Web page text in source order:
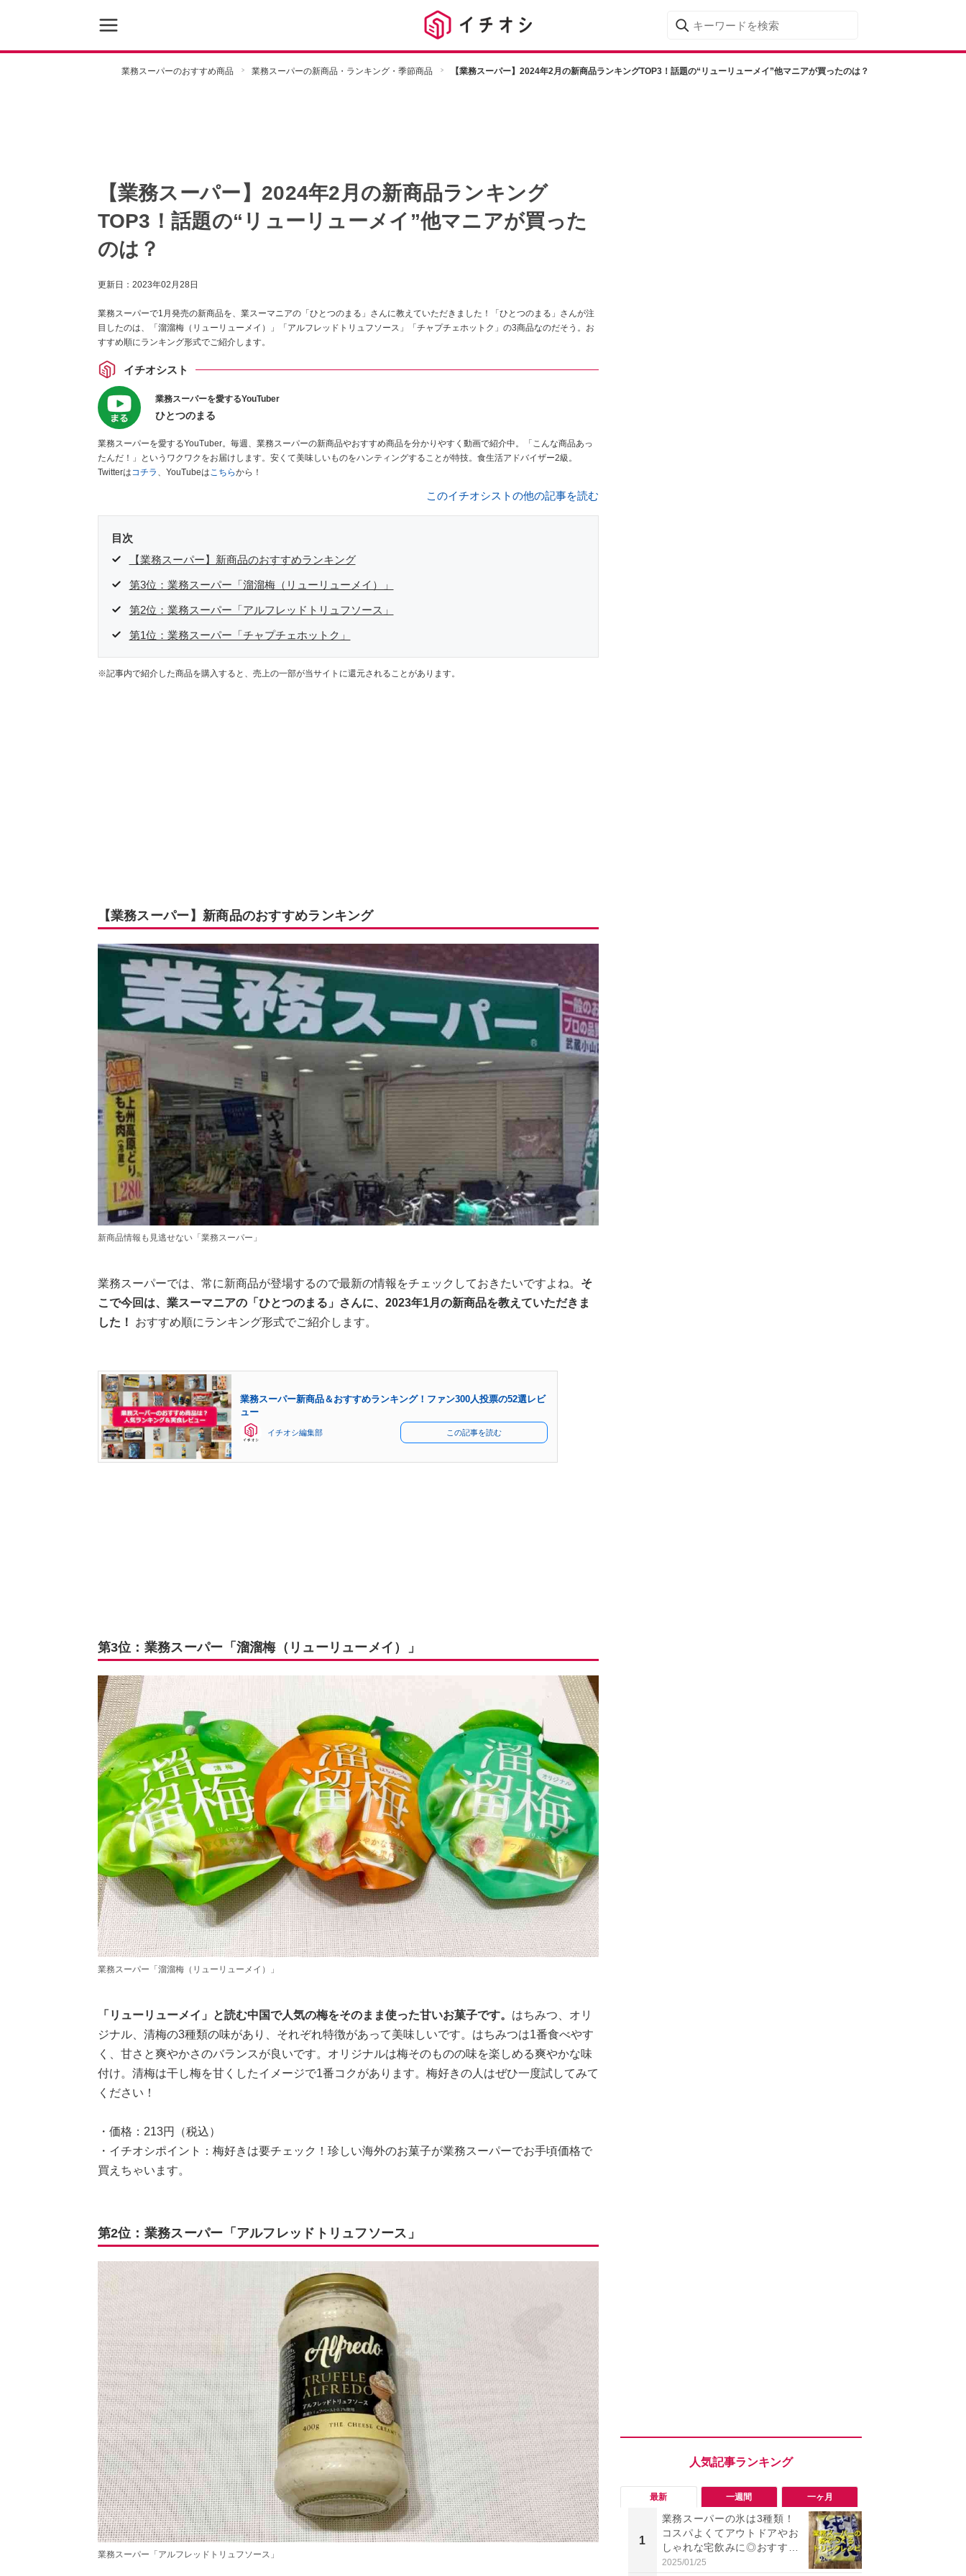
業務スーパーのおすすめ商品 業務スーパーの新商品・ランキング・季節商品 【業務スーパー】2024年2月の新商品ランキングTOP3！話題の“リューリューメイ”他マニアが買ったのは？
【業務スーパー】2024年2月の新商品ランキング
TOP3！話題の“リューリューメイ”他マニアが買った
のは？
更新日： 2023年02月28日
業務スーパーで1月発売の新商品を、業スーマニアの「ひとつのまる」さんに教えていただきました！「ひとつのまる」さんが注
目したのは、「溜溜梅（リューリューメイ）」「アルフレッドトリュフソース」「チャプチェホットク」の3商品なのだそう。お
すすめ順にランキング形式でご紹介します。
イチオシスト
業務スーパーを愛するYouTuber
ひとつのまる
業務スーパーを愛するYouTuber。毎週、業務スーパーの新商品やおすすめ商品を分かりやすく動画で紹介中。「こんな商品あっ
たんだ！」というワクワクをお届けします。安くて美味しいものをハンティングすることが特技。食生活アドバイザー2級。
Twitterはコチラ 、YouTubeはこちらから！
このイチオシストの他の記事を読む
目次
【業務スーパー】新商品のおすすめランキング
第3位：業務スーパー「溜溜梅（リューリューメイ）」
第2位：業務スーパー「アルフレッドトリュフソース」
第1位：業務スーパー「チャプチェホットク」
※記事内で紹介した商品を購入すると、売上の一部が当サイトに還元されることがあります。
【業務スーパー】新商品のおすすめランキング
新商品情報も見逃せない「業務スーパー」
業務スーパーでは、常に新商品が登場するので最新の情報をチェックしておきたいですよね。 そ
こで今回は、業スーマニアの「ひとつのまる」さんに、2023年1月の新商品を教えていただきま
した！ おすすめ順にランキング形式でご紹介します。
業務スーパー新商品＆おすすめランキング！ファン300人投票の52選レビ
ュー
イチオシ編集部 この記事を読む
第3位：業務スーパー「溜溜梅（リューリューメイ）」
業務スーパー「溜溜梅（リューリューメイ）」
「リューリューメイ」と読む中国で人気の梅をそのまま使った甘いお菓子です。 はちみつ、オリ
ジナル、清梅の3種類の味があり、それぞれ特徴があって美味しいです。はちみつは1番食べやす
く、甘さと爽やかさのバランスが良いです。オリジナルは梅そのものの味を楽しめる爽やかな味
付け。清梅は干し梅を甘くしたイメージで1番コクがあります。梅好きの人はぜひ一度試してみて
ください！
・価格：213円（税込）
・イチオシポイント：梅好きは要チェック！珍しい海外のお菓子が業務スーパーでお手頃価格で
買えちゃいます。
第2位：業務スーパー「アルフレッドトリュフソース」
業務スーパー「アルフレッドトリュフソース」
最新 一週間 一ヶ月
1
業務スーパーの氷は3種類！
コスパよくてアウトドアやお
しゃれな宅飲みに◎おすすめ
は2kg「純氷 オーロラアイ
2025/01/25